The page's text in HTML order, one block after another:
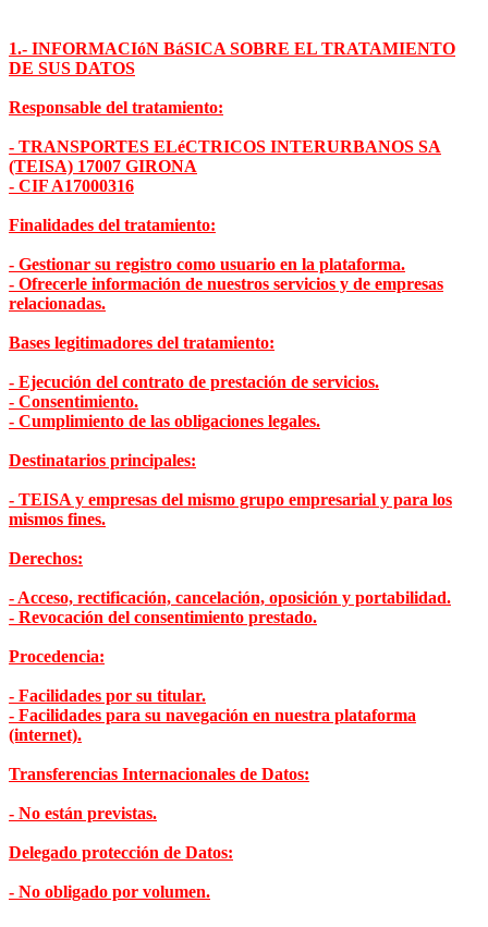
1.- INFORMACIóN BáSICA SOBRE EL TRATAMIENTO
DE SUS DATOS
Responsable del tratamiento:
- TRANSPORTES ELéCTRICOS INTERURBANOS SA
(TEISA) 17007 GIRONA
- CIF A17000316
Finalidades del tratamiento:
- Gestionar su registro como usuario en la plataforma.
- Ofrecerle información de nuestros servicios y de empresas
relacionadas.
Bases legitimadores del tratamiento:
- Ejecución del contrato de prestación de servicios.
- Consentimiento.
- Cumplimiento de las obligaciones legales.
Destinatarios principales:
- TEISA y empresas del mismo grupo empresarial y para los
mismos fines.
Derechos:
- Acceso, rectificación, cancelación, oposición y portabilidad.
- Revocación del consentimiento prestado.
Procedencia:
- Facilidades por su titular.
- Facilidades para su navegación en nuestra plataforma
(internet).
Transferencias Internacionales de Datos:
- No están previstas.
Delegado protección de Datos:
- No obligado por volumen.